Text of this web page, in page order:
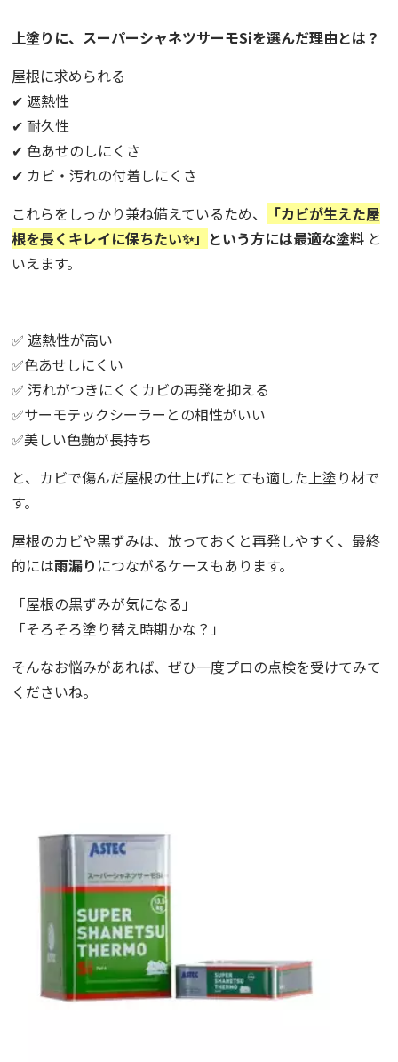
上塗りに、スーパーシャネツサーモSiを選んだ理由とは？
屋根に求められる
✔ 遮熱性
✔ 耐久性
✔ 色あせのしにくさ
✔ カビ・汚れの付着しにくさ
これらをしっかり兼ね備えているため、
「カビが生えた屋
根を長くキレイに保ちたい✨」 という方には最適な塗料 と
いえます。
✅ 遮熱性が高い
✅色あせしにくい
✅ 汚れがつきにくくカビの再発を抑える
✅サーモテックシーラーとの相性がいい
✅美しい色艶が長持ち
と、カビで傷んだ屋根の仕上げにとても適した上塗り材で
す。
屋根のカビや黒ずみは、放っておくと再発しやすく、最終
的には雨漏り につながるケースもあります。
「屋根の黒ずみが気になる」
「そろそろ塗り替え時期かな？」
そんなお悩みがあれば、ぜひ一度プロの点検を受けてみて
くださいね。